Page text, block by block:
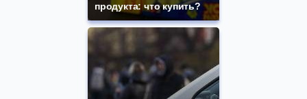
продукта: что купить?